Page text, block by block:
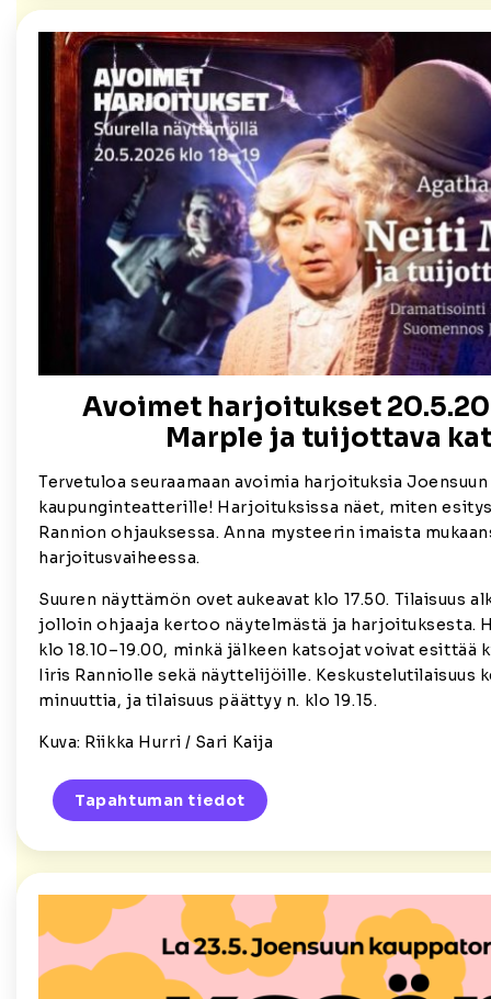
Avoimet harjoitukset
Marple ja tuijottava
Tervetuloa seuraamaan avoimia harjoituksia Joensuun
kaupunginteatterille! Harjoituksissa näet, miten
Rannion ohjauksessa. Anna mysteerin imaista
harjoitusvaiheessa.
Suuren näyttämön ovet aukeavat klo 17.50. Tilaisuus
jolloin ohjaaja kertoo näytelmästä ja harjoituksesta.
klo 18.10–19.00, minkä jälkeen katsojat voivat esittää
Iiris Ranniolle sekä näyttelijöille. Keskustelutilaisuus
minuuttia, ja tilaisuus päättyy n. klo 19.15.
Kuva: Riikka Hurri / Sari Kaija
Tapahtuman tiedot